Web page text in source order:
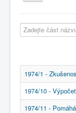
navigaci
Cíle expozice
Současnost
KNIHOVNA
Historické
Zadejte část názvu
1974/1 -
1974/10 -
1974/11 -